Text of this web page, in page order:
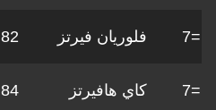
=7 فلوريان فيرتز 82
=7 كاي هافيرتز 84